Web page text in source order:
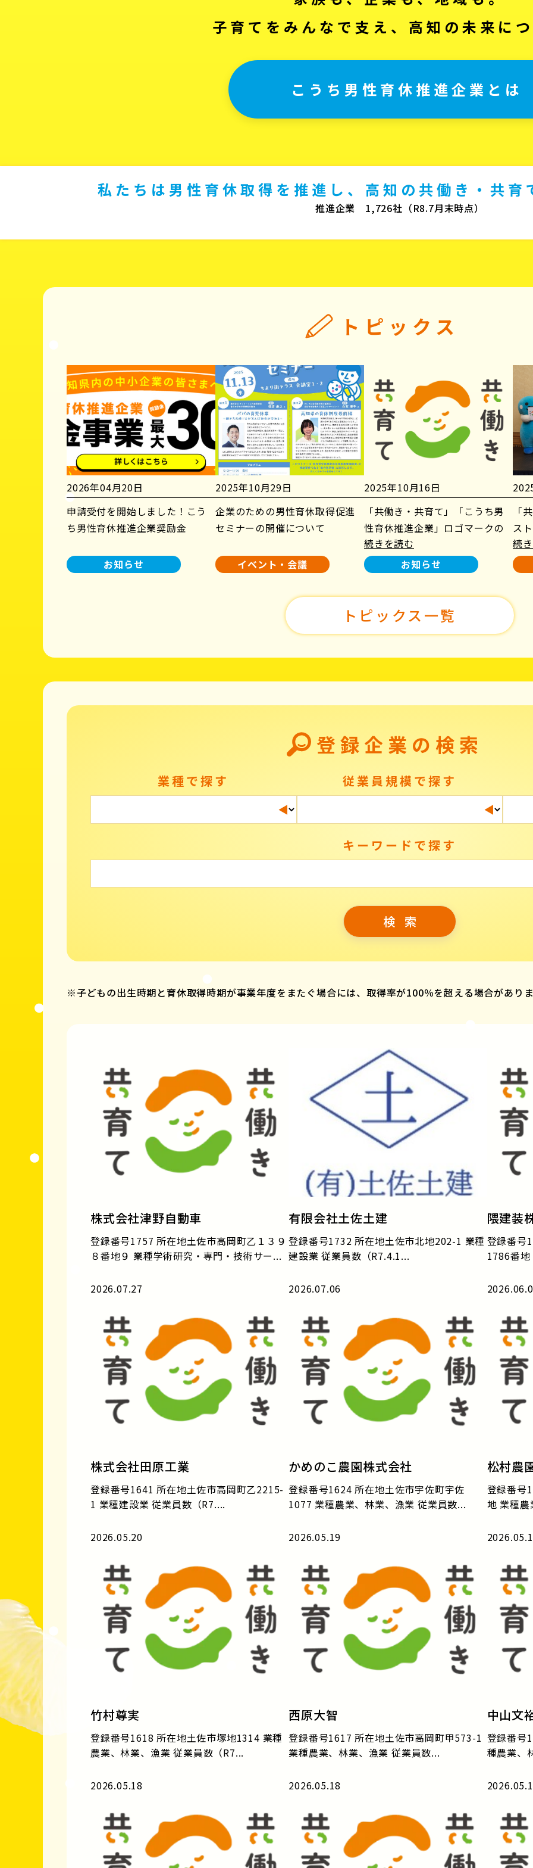
子育てをみんなで支え、高知の未来に
こうち男性育休推進企業とは
私たちは男性育休取得を推進し、高知の共働き・共育
推進企業 1,726社（R8.7月末時点）
トピックス
2026年04月20日
申請受付を開始しました！こう
ち男性育休推進企業奨励金
お知らせ
2025年10月29日
企業のための男性育休取得促進
セミナーの開催について
イベント・会議
2025年10月16日
「共働き・共育て」「こうち男
性育休推進企業」ロゴマークの
使用について
続きを読む
お知らせ
「
ス
た！
続
トピックス一覧
登録企業の検索
業種で探す 従業員規模で探す
キーワードで探す
※子どもの出生時期と育休取得時期が事業年度をまたぐ場合には、取得率が100％を超える場合があり
株式会社津野自動車
登録番号1757 所在地土佐市高岡町乙１３９
８番地９ 業種学術研究・専門・技術サー...
2026.07.27
有限会社土佐土建
登録番号1732 所在地土佐市北地202-1 業種
建設業 従業員数（R7.4.1...
2026.07.06
隈建装
登録番号
1786番
株式会社田原工業
登録番号1641 所在地土佐市高岡町乙2215-
1 業種建設業 従業員数（R7....
2026.05.20
かめのこ農園株式会社
登録番号1624 所在地土佐市宇佐町宇佐
1077 業種農業、林業、漁業 従業員数...
2026.05.19
松村農
登録番号
地 業種
竹村尊実
登録番号1618 所在地土佐市塚地1314 業種
農業、林業、漁業 従業員数（R7...
2026.05.18
西原大智
登録番号1617 所在地土佐市高岡町甲573-1
業種農業、林業、漁業 従業員数...
2026.05.18
中山文
登録番号
種農業、